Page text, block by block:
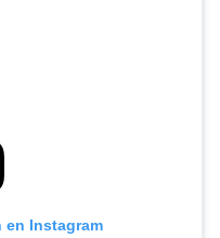
en Instagram